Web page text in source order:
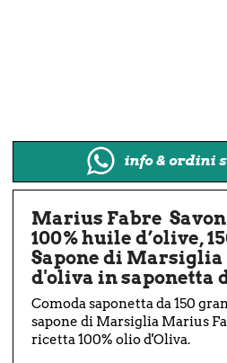
info & ordini
Marius Fabre
100% huile d’olive,
Sapone di Marsiglia
d'oliva in saponetta
Comoda saponetta da 150
sapone di Marsiglia Marius
ricetta 100% olio d'Oliva.